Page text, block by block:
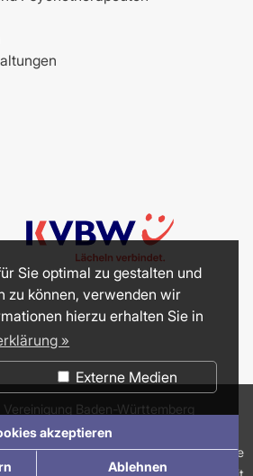
Baden-Württemberg
Datenschutzerklärung
Suche
Sie optimal zu gestalten und
zu können, verwenden wir
hierzu erhalten Sie in
»
Externe Medien
akzeptieren
Ablehnen